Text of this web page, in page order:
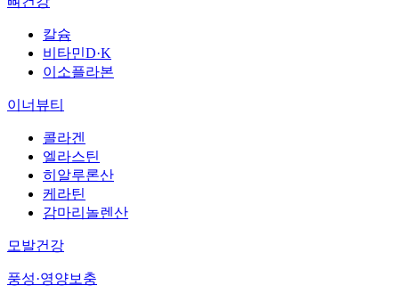
칼슘
비타민D·K
이소플라본
이너뷰티
콜라겐
엘라스틴
히알루론산
케라틴
감마리놀렌산
모발건강
풍성·영양보충